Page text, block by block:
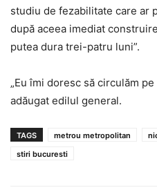
studiu de fezabilitate care ar
după aceea imediat
putea dura trei-patru luni”.
„Eu îmi doresc să circulăm
adăugat edilul general.
TAGS metrou metropolitan
stiri bucuresti